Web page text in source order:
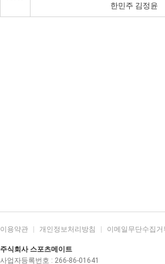
한민주 김정윤
이용약관 개인정보처리방침 이메일무단수집거
주식회사 스포츠메이트
사업자등록번호 : 266-86-01641